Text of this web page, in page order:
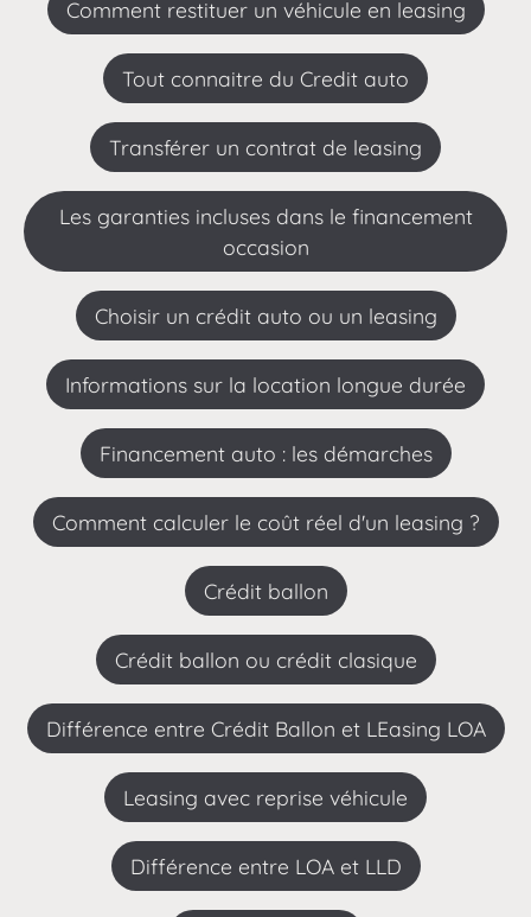
comment restituer un véhicule en leasing
Tout connaitre du Credit auto
Transférer un contrat de leasing
Les garanties incluses dans le financement
occasion
choisir un crédit auto ou un leasing
Informations sur la location longue durée
Financement auto : les démarches
Comment calculer le coût réel d'un leasing ?
Crédit ballon
Crédit ballon ou crédit clasique
Différence entre Crédit Ballon et LEasing LOA
leasing avec reprise véhicule
Différence entre LOA et LLD